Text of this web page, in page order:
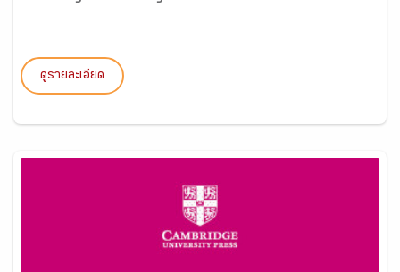
ดูรายละเอียด